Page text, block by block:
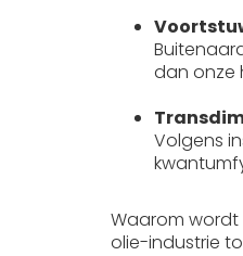
dan onze
Volgens
Waarom
olie-industrie